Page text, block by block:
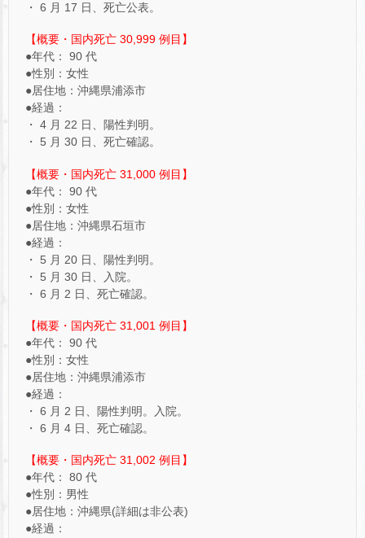
・ 6 月 17 日、死亡公表。
【概要・国内死亡 30,999 例目】
●年代： 90 代
●性別：女性
●居住地：沖縄県浦添市
●経過：
・ 4 月 22 日、陽性判明。
・ 5 月 30 日、死亡確認。
【概要・国内死亡 31,000 例目】
●年代： 90 代
●性別：女性
●居住地：沖縄県石垣市
●経過：
・ 5 月 20 日、陽性判明。
・ 5 月 30 日、入院。
・ 6 月 2 日、死亡確認。
【概要・国内死亡 31,001 例目】
●年代： 90 代
●性別：女性
●居住地：沖縄県浦添市
●経過：
・ 6 月 2 日、陽性判明。入院。
・ 6 月 4 日、死亡確認。
【概要・国内死亡 31,002 例目】
●年代： 80 代
●性別：男性
●居住地：沖縄県(詳細は非公表)
●経過：